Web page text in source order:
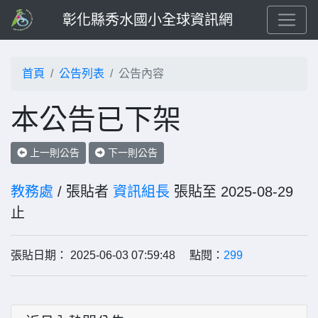
彰化縣秀水國小全球資訊網
首頁 公告列表 公告內容
本公告已下架
上一則公告 下一則公告
教務處 / 張貼者 資訊組長 張貼至 2025-08-29
止
張貼日期： 2025-06-03 07:59:48 點閱： 299